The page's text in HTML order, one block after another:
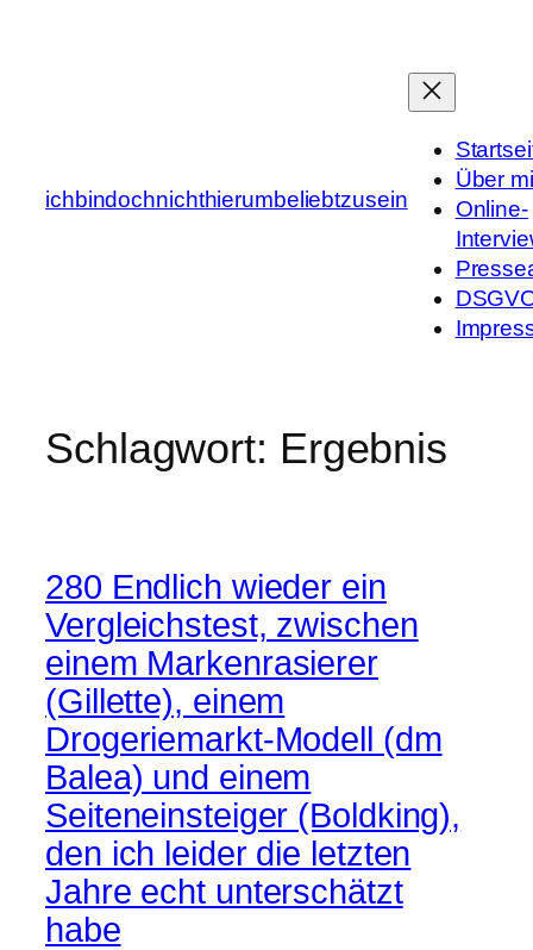
ichbindochnichthierumbeliebtzusein
Über
Online-
Schlagwort: Ergebnis
280 Endlich wieder ein
Vergleichstest, zwischen
einem Markenrasierer
(Gillette), einem
Drogeriemarkt-Modell (dm
Balea) und einem
Seiteneinsteiger (Boldking),
den ich leider die letzten
Jahre echt unterschätzt
habe